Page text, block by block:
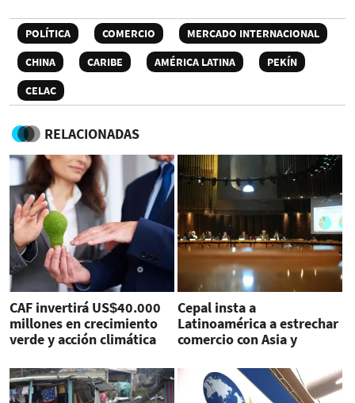
POLÍTICA COMERCIO
MERCADO INTERNACIONAL
CHINA
CARIBE AMÉRICA LATINA
PEKÍN
CELAC
RELACIONADAS
CAF invertirá US$40.000
millones en crecimiento
verde y acción climática
Cepal insta a
Latinoamérica a estrechar
comercio con Asia y